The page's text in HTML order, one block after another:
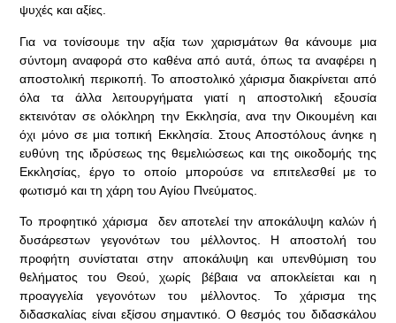
ψυχές και αξίες.
Για να τονίσουμε την αξία των χαρισμάτων θα κάνουμε μια
σύντομη αναφορά στο καθένα από αυτά, όπως τα αναφέρει η
αποστολική περικοπή. Το αποστολικό χάρισμα διακρίνεται από
όλα τα άλλα λειτουργήματα γιατί η αποστολική εξουσία
εκτεινόταν σε ολόκληρη την Εκκλησία, ανα την Οικουμένη και
όχι μόνο σε μια τοπική Εκκλησία. Στους Αποστόλους άνηκε η
ευθύνη της ιδρύσεως της θεμελιώσεως και της οικοδομής της
Εκκλησίας, έργο το οποίο μπορούσε να επιτελεσθεί με το
φωτισμό και τη χάρη του Αγίου Πνεύματος.
Το προφητικό χάρισμα δεν αποτελεί την αποκάλυψη καλών ή
δυσάρεστων γεγονότων του μέλλοντος. Η αποστολή του
προφήτη συνίσταται στην αποκάλυψη και υπενθύμιση του
θελήματος του Θεού, χωρίς βέβαια να αποκλείεται και η
προαγγελία γεγονότων του μέλλοντος. Το χάρισμα της
διδασκαλίας είναι εξίσου σημαντικό. Ο θεσμός του διδασκάλου